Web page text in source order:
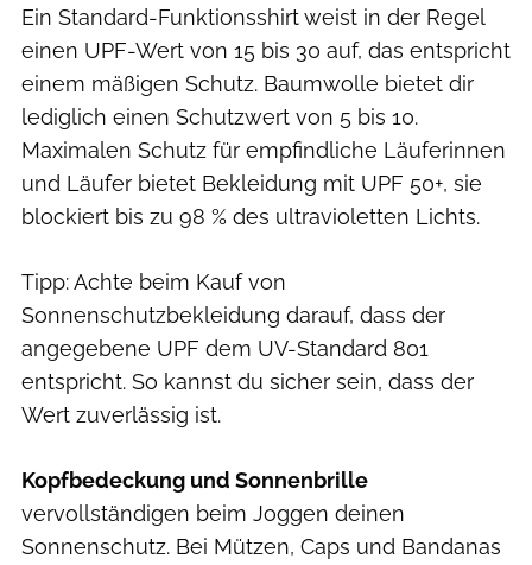
Ein Standard-Funktionsshirt weist in der Regel
einen UPF-Wert von 15 bis 30 auf, das entspricht
einem mäßigen Schutz. Baumwolle bietet dir
lediglich einen Schutzwert von 5 bis 10.
Maximalen Schutz für empfindliche Läuferinnen
und Läufer bietet Bekleidung mit UPF 50+, sie
blockiert bis zu 98 % des ultravioletten Lichts.
Tipp: Achte beim Kauf von
Sonnenschutzbekleidung darauf, dass der
angegebene UPF dem UV-Standard 801
entspricht. So kannst du sicher sein, dass der
Wert zuverlässig ist.
Kopfbedeckung und Sonnenbrille
vervollständigen beim Joggen deinen
Sonnenschutz. Bei Mützen, Caps und Bandanas